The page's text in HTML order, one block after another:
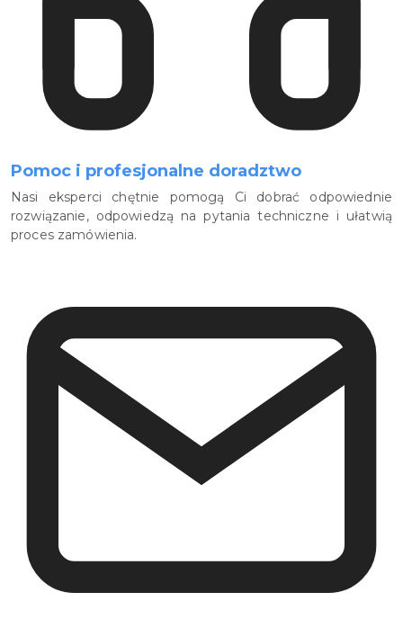
Pomoc i profesjonalne doradztwo
Nasi eksperci chętnie pomogą Ci dobrać odpowiednie
rozwiązanie, odpowiedzą na pytania techniczne i ułatwią
proces zamówienia.